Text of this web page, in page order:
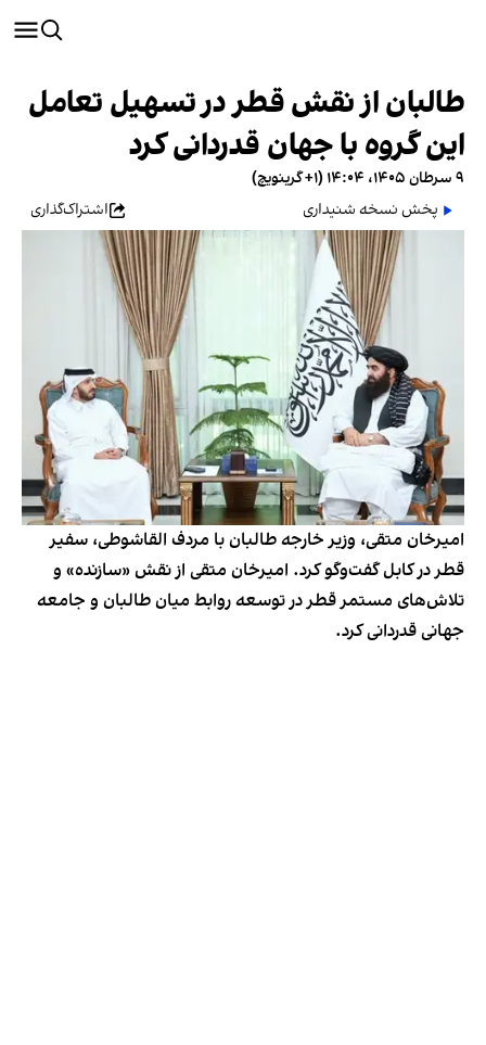
طالبان از نقش قطر در تسهیل تعامل
این گروه با جهان قدردانی کرد
۹ سرطان ۱۴۰۵، ۱۴:۰۴ (‎+۱ گرینویچ)
پخش نسخه شنیداری
اشتراک‌گذاری
امیرخان متقی، وزیر خارجه طالبان با مردف القاشوطی، سفیر
قطر در کابل گفت‌وگو کرد. امیرخان متقی از نقش «سازنده» و
تلاش‌های مستمر قطر در توسعه روابط میان طالبان و جامعه
جهانی قدردانی کرد.